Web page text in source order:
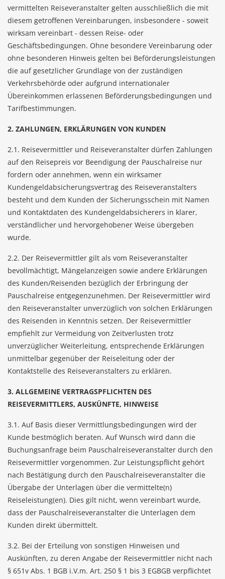
vermittelten Reiseveranstalter gelten ausschließlich die mit
diesem getroffenen Vereinbarungen, insbesondere - soweit
wirksam vereinbart - dessen Reise- oder
Geschäftsbedingungen. Ohne besondere Vereinbarung oder
ohne besonderen Hinweis gelten bei Beförderungsleistungen
die auf gesetzlicher Grundlage von der zuständigen
Verkehrsbehörde oder aufgrund internationaler
Übereinkommen erlassenen Beförderungsbedingungen und
Tarifbestimmungen.
2. ZAHLUNGEN, ERKLÄRUNGEN VON KUNDEN
2.1. Reisevermittler und Reiseveranstalter dürfen Zahlungen
auf den Reisepreis vor Beendigung der Pauschalreise nur
fordern oder annehmen, wenn ein wirksamer
Kundengeldabsicherungsvertrag des Reiseveranstalters
besteht und dem Kunden der Sicherungsschein mit Namen
und Kontaktdaten des Kundengeldabsicherers in klarer,
verständlicher und hervorgehobener Weise übergeben
wurde.
2.2. Der Reisevermittler gilt als vom Reiseveranstalter
bevollmächtigt, Mängelanzeigen sowie andere Erklärungen
des Kunden/Reisenden bezüglich der Erbringung der
Pauschalreise entgegenzunehmen. Der Reisevermittler wird
den Reiseveranstalter unverzüglich von solchen Erklärungen
des Reisenden in Kenntnis setzen. Der Reisevermittler
empfiehlt zur Vermeidung von Zeitverlusten trotz
unverzüglicher Weiterleitung, entsprechende Erklärungen
unmittelbar gegenüber der Reiseleitung oder der
Kontaktstelle des Reiseveranstalters zu erklären.
3. ALLGEMEINE VERTRAGSPFLICHTEN DES
REISEVERMITTLERS, AUSKÜNFTE, HINWEISE
3.1. Auf Basis dieser Vermittlungsbedingungen wird der
Kunde bestmöglich beraten. Auf Wunsch wird dann die
Buchungsanfrage beim Pauschalreiseveranstalter durch den
Reisevermittler vorgenommen. Zur Leistungspflicht gehört
nach Bestätigung durch den Pauschalreiseveranstalter die
Übergabe der Unterlagen über die vermittelte(n)
Reiseleistung(en). Dies gilt nicht, wenn vereinbart wurde,
dass der Pauschalreiseveranstalter die Unterlagen dem
Kunden direkt übermittelt.
3.2. Bei der Erteilung von sonstigen Hinweisen und
Auskünften, zu deren Angabe der Reisevermittler nicht nach
§ 651v Abs. 1 BGB i.V.m. Art. 250 § 1 bis 3 EGBGB verpflichtet